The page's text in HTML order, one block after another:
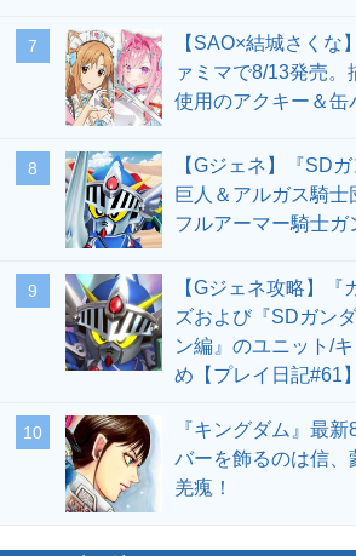
7
【SAO×結城さくな
ァミマで8/13発売。
使用のアクキー＆缶
8
【Gジェネ】『SD
巨人＆アルガス騎
フルアーマー騎士ガ
9
【Gジェネ攻略】『
ズおよび『SDガン
ン編』のユニット/
め【プレイ日記#61】
10
『キングダム』最
バーを飾るのは信、
羌瘣！